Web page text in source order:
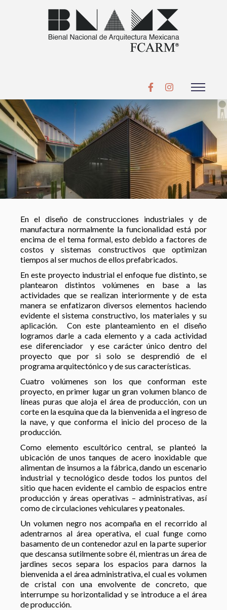
En el diseño de construcciones industriales y de
manufactura normalmente la funcionalidad está por
encima de el tema formal, esto debido a factores de
costos y sistemas constructivos que optimizan
tiempos al ser muchos de ellos prefabricados.
En este proyecto industrial el enfoque fue distinto, se
plantearon distintos volúmenes en base a las
actividades que se realizan interiormente y de esta
manera se enfatizaron diversos elementos haciendo
evidente el sistema constructivo, los materiales y su
aplicación. Con este planteamiento en el diseño
logramos darle a cada elemento y a cada actividad
ese diferenciador y ese carácter único dentro del
proyecto que por si solo se desprendió de el
programa arquitectónico y de sus características.
Cuatro volúmenes son los que conforman este
proyecto, en primer lugar un gran volumen blanco de
líneas puras que aloja el área de producción, con un
corte en la esquina que da la bienvenida a el ingreso de
la nave, y que conforma el inicio del proceso de la
producción.
Como elemento escultórico central, se planteó la
ubicación de unos tanques de acero inoxidable que
alimentan de insumos a la fábrica, dando un escenario
industrial y tecnológico desde todos los puntos del
sitio que hacen evidente el cambio de espacios entre
producción y áreas operativas – administrativas, así
como de circulaciones vehiculares y peatonales.
Un volumen negro nos acompaña en el recorrido al
adentrarnos al área operativa, el cual funge como
basamento de un contenedor azul en la parte superior
que descansa sutilmente sobre él, mientras un área de
jardines secos separa los espacios para darnos la
bienvenida a el área administrativa, el cual es volumen
de cristal con una envolvente de concreto, que
interrumpe su horizontalidad y se introduce a el área
de producción.